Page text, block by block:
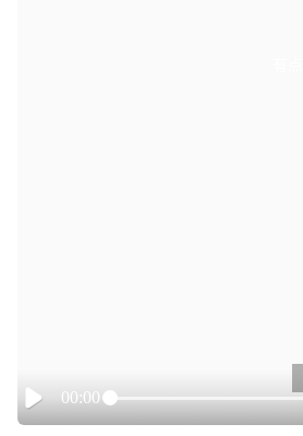
Play
00:00